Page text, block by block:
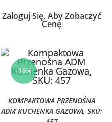
Zaloguj Się, Aby Zobaczyć
Cenę
-18%
KOMPAKTOWA PRZENOŚNA
ADM KUCHENKA GAZOWA, SKU: